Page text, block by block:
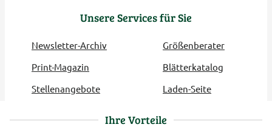
Unsere Services für Sie
Newsletter-Archiv
Größenberater
Print-Magazin
Blätterkatalog
Stellenangebote
Laden-Seite
Ihre Vorteile